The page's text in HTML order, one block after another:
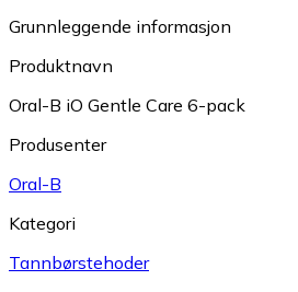
Grunnleggende informasjon
Produktnavn
Oral-B iO Gentle Care 6-pack
Produsenter
Oral-B
Kategori
Tannbørstehoder